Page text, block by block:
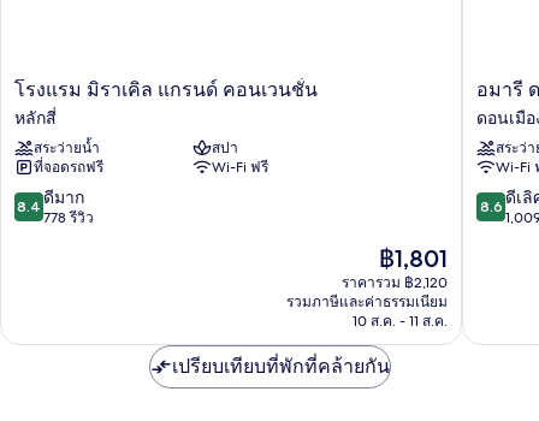
โรงแรม
รา
เคิล
แก
รนด์
คอน
โรงแรม มิราเคิล แกรนด์ คอนเวนชั่น
หลักสี่
สระว่ายน้ำ
สปา
ที่จอดรถฟรี
Wi-Fi ฟรี
8.4
จาก
8.4 ดีมาก
778 รีวิว
ราคา
ปัจจุบัน
คือ
฿1,801
฿1,801
ราคารวม ฿2,120
รวมภาษีและค่าธรรมเนียม
10 ส.ค. - 11 ส.ค.
อมา
ดอนเมือ
แอร์
พอร์ต
กรุงเทพ
ดอนเมือ
อมารี
ดอนเมือ
สระว่
Wi-Fi
8.6
จาก
8.6 ดีเลิ
เปรียบเทียบที่พักที่คล้ายกัน